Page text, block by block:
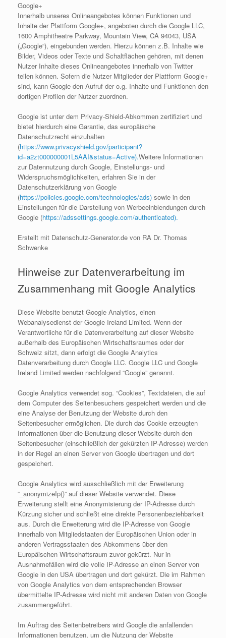
Google+
Innerhalb unseres Onlineangebotes können Funktionen und
Inhalte der Plattform Google+, angeboten durch die Google LLC,
1600 Amphitheatre Parkway, Mountain View, CA 94043, USA
(„Google“), eingebunden werden. Hierzu können z.B. Inhalte wie
Bilder, Videos oder Texte und Schaltflächen gehören, mit denen
Nutzer Inhalte dieses Onlineangebotes innerhalb von Twitter
teilen können. Sofern die Nutzer Mitglieder der Plattform Google+
sind, kann Google den Aufruf der o.g. Inhalte und Funktionen den
dortigen Profilen der Nutzer zuordnen.
Google ist unter dem Privacy-Shield-Abkommen zertifiziert und
bietet hierdurch eine Garantie, das europäische
Datenschutzrecht einzuhalten
(https://www.privacyshield.gov/participant?
id=a2zt000000001L5AAI&status=Active).Weitere Informationen
zur Datennutzung durch Google, Einstellungs- und
Widerspruchsmöglichkeiten, erfahren Sie in der
Datenschutzerklärung von Google
(https://policies.google.com/technologies/ads) sowie in den
Einstellungen für die Darstellung von Werbeeinblendungen durch
Google (https://adssettings.google.com/authenticated).
Erstellt mit Datenschutz-Generator.de von RA Dr. Thomas
Schwenke
Hinweise zur Datenverarbeitung im
Zusammenhang mit Google Analytics
Diese Website benutzt Google Analytics, einen
Webanalysedienst der Google Ireland Limited. Wenn der
Verantwortliche für die Datenverarbeitung auf dieser Website
außerhalb des Europäischen Wirtschaftsraumes oder der
Schweiz sitzt, dann erfolgt die Google Analytics
Datenverarbeitung durch Google LLC. Google LLC und Google
Ireland Limited werden nachfolgend “Google” genannt.
Google Analytics verwendet sog. “Cookies”, Textdateien, die auf
dem Computer des Seitenbesuchers gespeichert werden und die
eine Analyse der Benutzung der Website durch den
Seitenbesucher ermöglichen. Die durch das Cookie erzeugten
Informationen über die Benutzung dieser Website durch den
Seitenbesucher (einschließlich der gekürzten IP-Adresse) werden
in der Regel an einen Server von Google übertragen und dort
gespeichert.
Google Analytics wird ausschließlich mit der Erweiterung
“_anonymizeIp()” auf dieser Website verwendet. Diese
Erweiterung stellt eine Anonymisierung der IP-Adresse durch
Kürzung sicher und schließt eine direkte Personenbeziehbarkeit
aus. Durch die Erweiterung wird die IP-Adresse von Google
innerhalb von Mitgliedstaaten der Europäischen Union oder in
anderen Vertragsstaaten des Abkommens über den
Europäischen Wirtschaftsraum zuvor gekürzt. Nur in
Ausnahmefällen wird die volle IP-Adresse an einen Server von
Google in den USA übertragen und dort gekürzt. Die im Rahmen
von Google Analytics von dem entsprechenden Browser
übermittelte IP-Adresse wird nicht mit anderen Daten von Google
zusammengeführt.
Im Auftrag des Seitenbetreibers wird Google die anfallenden
Informationen benutzen, um die Nutzung der Website